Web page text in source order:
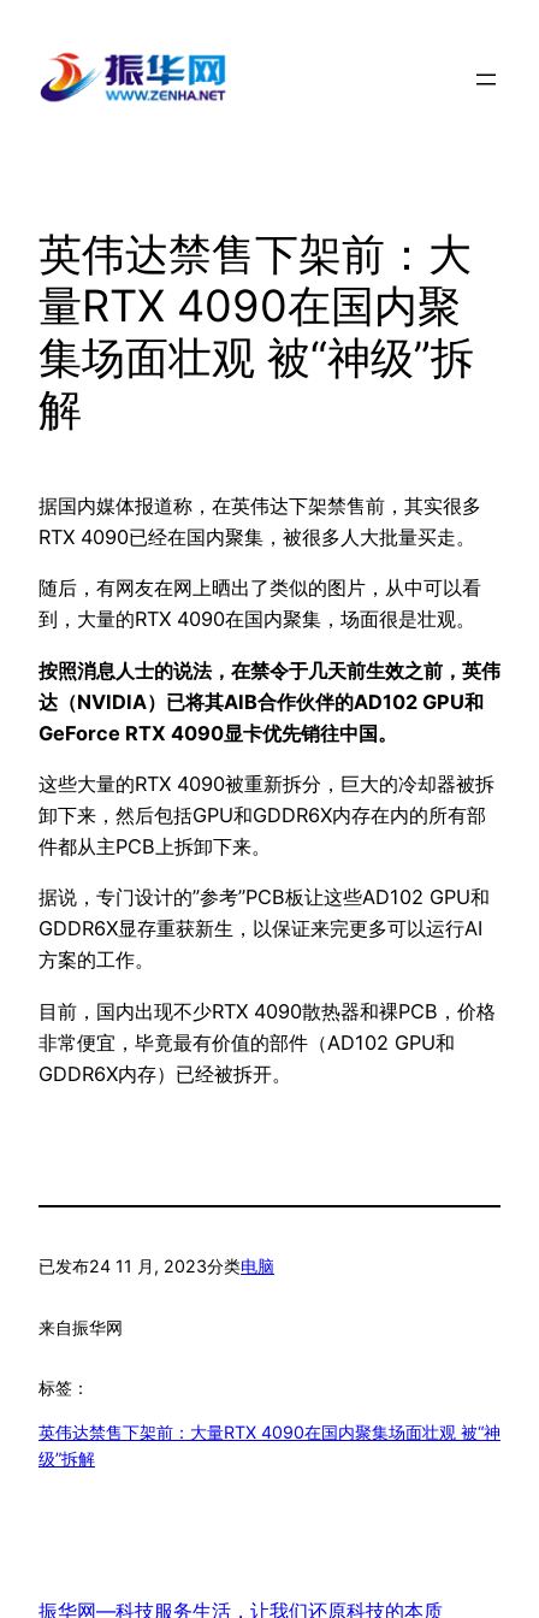
英伟达禁售下架前：大
量RTX 4090在国内聚
集场面壮观 被“神级”拆
解
据国内媒体报道称，在英伟达下架禁售前，其实很多
RTX 4090已经在国内聚集，被很多人大批量买走。
随后，有网友在网上晒出了类似的图片，从中可以看
到，大量的RTX 4090在国内聚集，场面很是壮观。
按照消息人士的说法，在禁令于几天前生效之前，英伟
达（NVIDIA）已将其AIB合作伙伴的AD102 GPU和
GeForce RTX 4090显卡优先销往中国。
这些大量的RTX 4090被重新拆分，巨大的冷却器被拆
卸下来，然后包括GPU和GDDR6X内存在内的所有部
件都从主PCB上拆卸下来。
据说，专门设计的”参考”PCB板让这些AD102 GPU和
GDDR6X显存重获新生，以保证来完更多可以运行AI
方案的工作。
目前，国内出现不少RTX 4090散热器和裸PCB，价格
非常便宜，毕竟最有价值的部件（AD102 GPU和
GDDR6X内存）已经被拆开。
已发布24 11 月, 2023分类电脑
来自振华网
标签：
英伟达禁售下架前：大量RTX 4090在国内聚集场面壮观 被“神
级”拆解
振华网—科技服务生活，让我们还原科技的本质